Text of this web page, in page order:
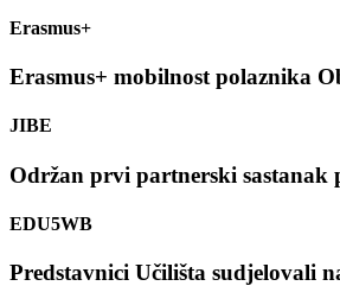
Erasmus+
Erasmus+ mobilnost polaznika
JIBE
Održan prvi partnerski sastanak
EDU5WB
Predstavnici Učilišta sudjelovali